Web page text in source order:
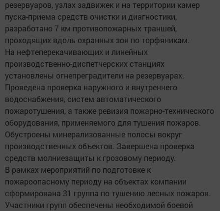
резервуаров, узлах задвижек и на территории камер
пуска-приема средств очистки и диагностики,
разработано 7 км противопожарных траншей,
проходящих вдоль охранных зон по торфяникам.
На нефтеперекачивающих и линейных
производственно-диспетчерских станциях
установлены огнепреградители на резервуарах.
Проведена проверка наружного и внутреннего
водоснабжения, систем автоматического
пожаротушения, а также ревизия пожарно-технического
оборудования, применяемого для тушения пожаров.
Обустроены минерализованные полосы вокруг
производственных объектов. Завершена проверка
средств молниезащиты к грозовому периоду.
В рамках мероприятий по подготовке к
пожароопасному периоду на объектах компании
сформирована 31 группа по тушению лесных пожаров.
Участники групп обеспечены необходимой боевой